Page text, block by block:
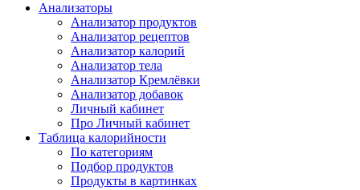
Анализаторы
Анализатор продуктов
Анализатор рецептов
Анализатор калорий
Анализатор тела
Анализатор Кремлёвки
Анализатор добавок
Личный кабинет
Про Личный кабинет
Таблица калорийности
По категориям
Подбор продуктов
Продукты в картинках